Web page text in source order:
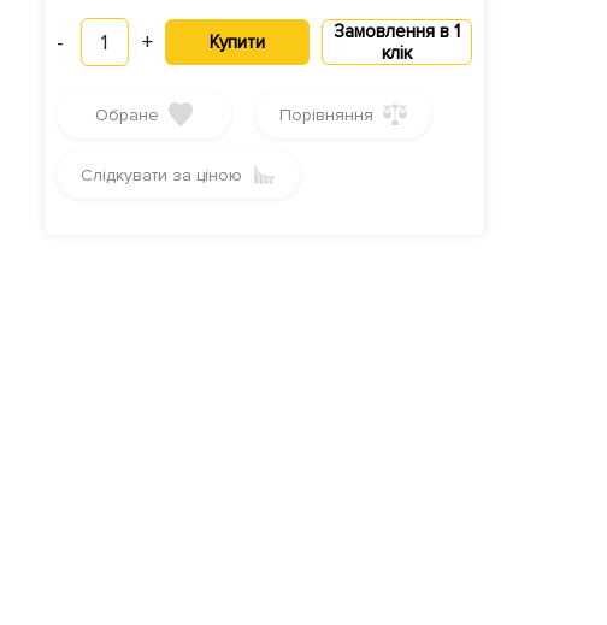
- 1 + Купити
Замовлення в 1
клік
Обране Порівняння
Слідкувати за ціною